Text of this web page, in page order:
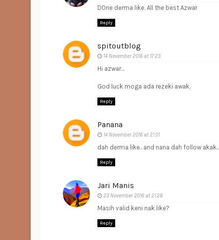
DOne derma like. All the best Azwar
Reply
spitoutblog
14 November 2016 at 17:23
Hi azwar...
God luck moga ada rezeki awak,
Reply
Panana
14 November 2016 at 21:01
dah derma like.. and nana dah follow akak..
Reply
Jari Manis
23 November 2016 at 21:28
Masih valid keni nak like?
Reply